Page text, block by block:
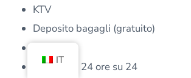
KTV
Deposito bagagli (gratuito)
Reception 24 ore su 24
IT